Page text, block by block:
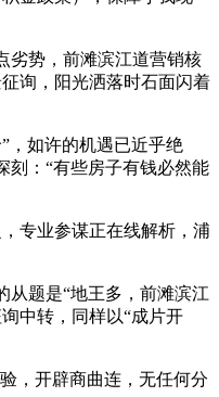
劣势，前滩滨江道营销核
询，阳光洒落时石面闪着
，如许的机遇已近乎绝
：“有些房子有钱必然能
专业参谋正在线解析，浦
题是“地王多，前滩滨江
中转，同样以“成片开
，开辟商曲连，无任何分